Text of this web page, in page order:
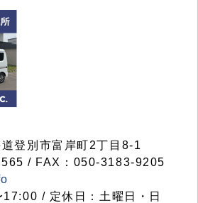
登別市富岸町2丁目 8-1
/ FAX：050-3183-9205
/ 定休日：土曜日・日